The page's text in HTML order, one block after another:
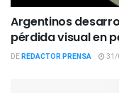
Argentinos
pérdida visual en
DEREDACTOR PRENSA 31/